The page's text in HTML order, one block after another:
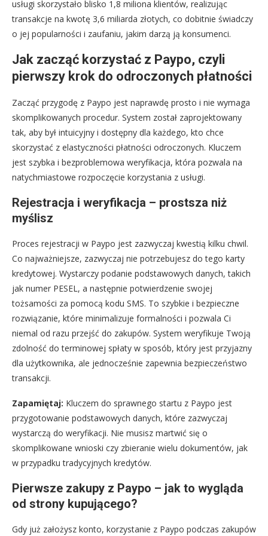
usługi skorzystało blisko 1,8 miliona klientów, realizując
transakcje na kwotę 3,6 miliarda złotych, co dobitnie świadczy
o jej popularności i zaufaniu, jakim darzą ją konsumenci.
Jak zacząć korzystać z Paypo, czyli
pierwszy krok do odroczonych płatności
Zacząć przygodę z Paypo jest naprawdę prosto i nie wymaga
skomplikowanych procedur. System został zaprojektowany
tak, aby był intuicyjny i dostępny dla każdego, kto chce
skorzystać z elastyczności płatności odroczonych. Kluczem
jest szybka i bezproblemowa weryfikacja, która pozwala na
natychmiastowe rozpoczęcie korzystania z usługi.
Rejestracja i weryfikacja – prostsza niż
myślisz
Proces rejestracji w Paypo jest zazwyczaj kwestią kilku chwil.
Co najważniejsze, zazwyczaj nie potrzebujesz do tego karty
kredytowej. Wystarczy podanie podstawowych danych, takich
jak numer PESEL, a następnie potwierdzenie swojej
tożsamości za pomocą kodu SMS. To szybkie i bezpieczne
rozwiązanie, które minimalizuje formalności i pozwala Ci
niemal od razu przejść do zakupów. System weryfikuje Twoją
zdolność do terminowej spłaty w sposób, który jest przyjazny
dla użytkownika, ale jednocześnie zapewnia bezpieczeństwo
transakcji.
Zapamiętaj: Kluczem do sprawnego startu z Paypo jest
przygotowanie podstawowych danych, które zazwyczaj
wystarczą do weryfikacji. Nie musisz martwić się o
skomplikowane wnioski czy zbieranie wielu dokumentów, jak
w przypadku tradycyjnych kredytów.
Pierwsze zakupy z Paypo – jak to wygląda
od strony kupującego?
Gdy już założysz konto, korzystanie z Paypo podczas zakupów